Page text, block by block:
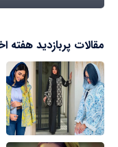
مقالات پربازدید هفته